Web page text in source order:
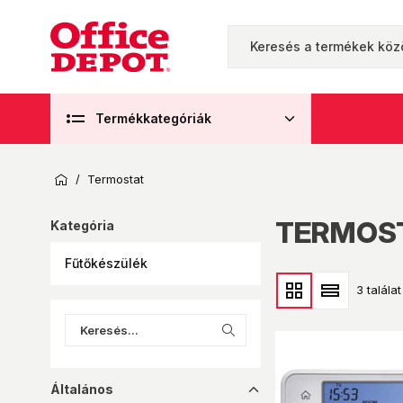
Termékkategóriák
/ Termostat
3 találat
Kategória
Fűtőkészülék
Általános dropup_16